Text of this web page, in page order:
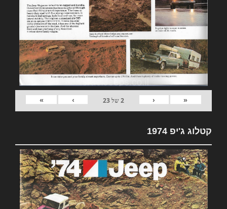
«
‹
2של23
›
»
קטלוג ג'יפ 1974